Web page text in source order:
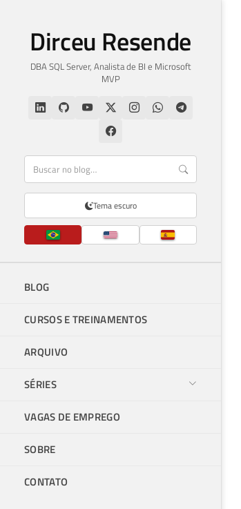
Dirceu Resende
DBA SQL Server, Analista de BI e Microsoft
MVP
Tema escuro
BLOG
CURSOS E TREINAMENTOS
ARQUIVO
SÉRIES
VAGAS DE EMPREGO
SOBRE
CONTATO